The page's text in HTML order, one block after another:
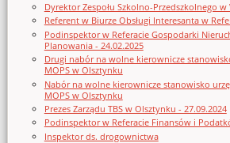
Dyrektor Zespołu Szkolno-Przedszkolnego w
Referent w Biurze Obsługi Interesanta w
Podinspektor w Referacie Gospodarki
Planowania - 24.02.2025
Drugi nabór na wolne kierownicze
MOPS w Olsztynku
Nabór na wolne kierownicze stanowisko
MOPS w Olsztynku
Prezes Zarządu TBS w Olsztynku - 27.09.2024
Podinspektor w Referacie Finansów i
Inspektor ds. drogownictwa